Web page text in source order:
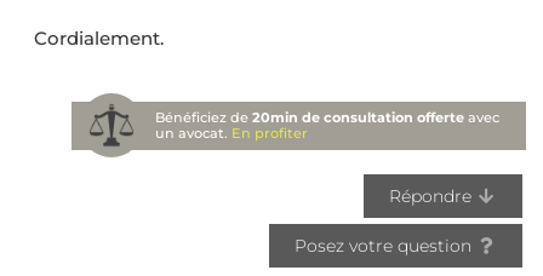
Cordialement.
Bénéficiez de20min de consultation offerte avec
un avocat. En profiter
Répondre
Posez votre question